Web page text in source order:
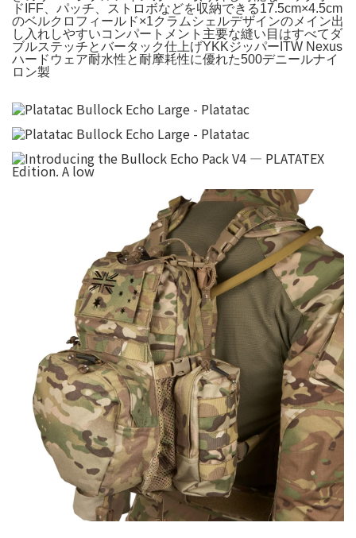
ドIFF、パッチ、ストロボなどを収納できる17.5cm×4.5cm
のベルクロフィールド×1クラムシェルデザインのメイン出
し入れしやすいコンパートメント主要な縫い目はすべてダ
ブルステッチとバータック仕上げYKKジッパーITW Nexus
ハードウェア耐水性と耐摩耗性に優れた500デニールナイ
ロン製